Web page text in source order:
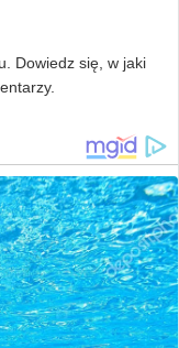
Dowiedz się, w jaki